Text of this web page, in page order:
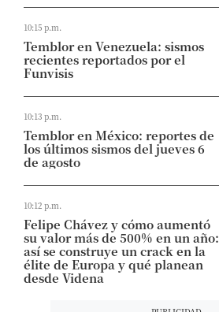
10:15 p.m.
Temblor en Venezuela: sismos
recientes reportados por el
Funvisis
10:13 p.m.
Temblor en México: reportes de
los últimos sismos del jueves 6
de agosto
10:12 p.m.
Felipe Chávez y cómo aumentó
su valor más de 500% en un año:
así se construye un crack en la
élite de Europa y qué planean
desde Videna